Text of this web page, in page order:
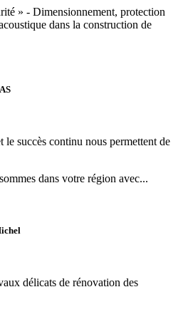
» - Dimensionnement, protection
dans la construction de
le succès continu nous permettent de
dans votre région avec...
délicats de rénovation des